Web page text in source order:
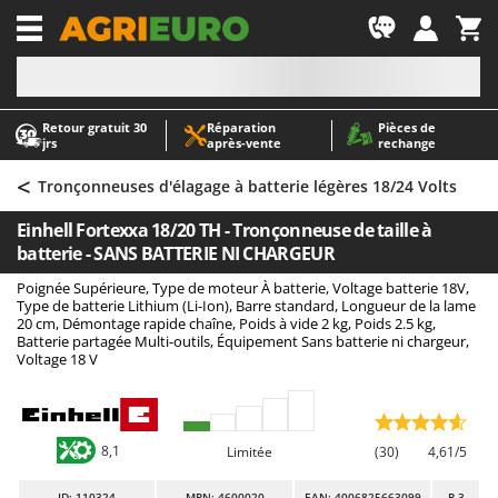
Retour gratuit 30
jrs
Réparation
après‑vente
Pièces de
rechange
-1
A
Abris de jardin
Accessoires pour tracteurs tondeuses autoportés
Aérateurs Scarificateurs pour gazon
Arracheuses de pommes de terre pour tracteur
Aspirateurs - Balais Électriques
Aspirateurs à cendres
Aspirateurs à feuilles sur roues
Aspirateurs Multifonctions
Atomiseurs agricoles pour tracteurs
A
AgriEuro Premium
AgriEuro TOP-LINE
AGT
Aima
Airmec
AL-KO
Alce
Alpina
< Tronçonneuses d'élagage à batterie légères 18/24 Volts
Einhell Fortexxa 18/20 TH - Tronçonneuse de taille à
batterie - SANS BATTERIE NI CHARGEUR
Poignée Supérieure, Type de moteur À batterie, Voltage batterie 18V,
Type de batterie Lithium (Li-Ion), Barre standard, Longueur de la lame
20 cm, Démontage rapide chaîne, Poids à vide 2 kg, Poids 2.5 kg,
Batterie partagée Multi-outils, Équipement Sans batterie ni chargeur,
Voltage 18 V
8,1 Limitée (30) 4,61/5